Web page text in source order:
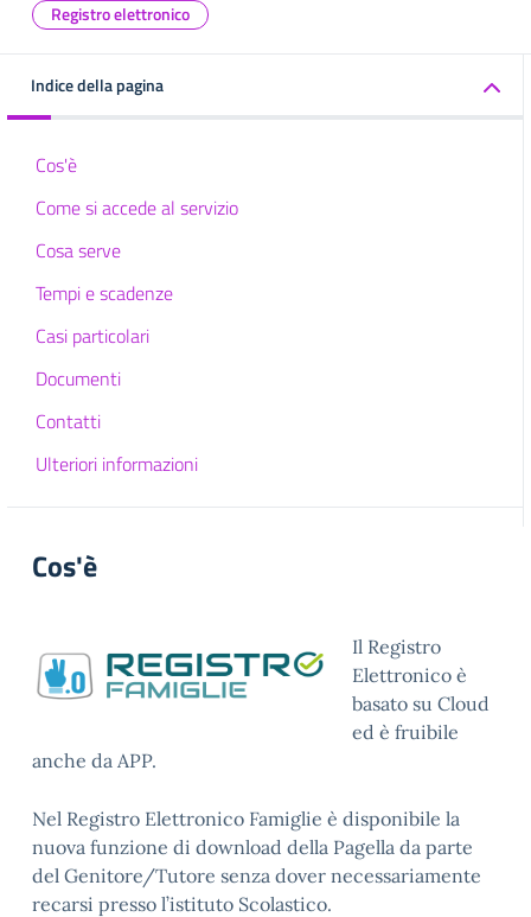
Registro elettronico
Indice della pagina
Cos'è
Come si accede al servizio
Cosa serve
Tempi e scadenze
Casi particolari
Documenti
Contatti
Ulteriori informazioni
Cos'è
Il Registro
Elettronico è
basato su Cloud
ed è fruibile
anche da APP.
Nel Registro Elettronico Famiglie è disponibile la
nuova funzione di download della Pagella da parte
del Genitore/Tutore senza dover necessariamente
recarsi presso l’istituto Scolastico.